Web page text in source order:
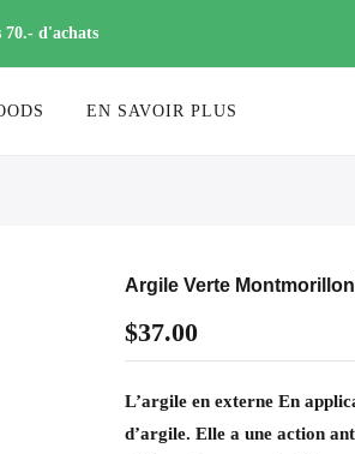
d'achats
EN SAVOIR PLUS
Argile Verte
$37.00
L’argile en externe En
d’argile. Elle a une action